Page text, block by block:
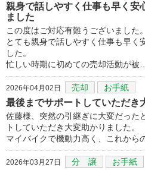
親身で話しやすく仕事も早く安
ました
この度はご対応有難うございました。
とても親身で話しやすく仕事も早く
した。
忙しい時期に初めての売却活動が被…
2026年04月02日 売却 お手紙
最後までサポートしていただき
佐藤様、突然の引継ぎに大変だった
トしていただき大変助かりました。
マイバイクで機動力高く、これから
2026年03月27日 分 譲 お手紙